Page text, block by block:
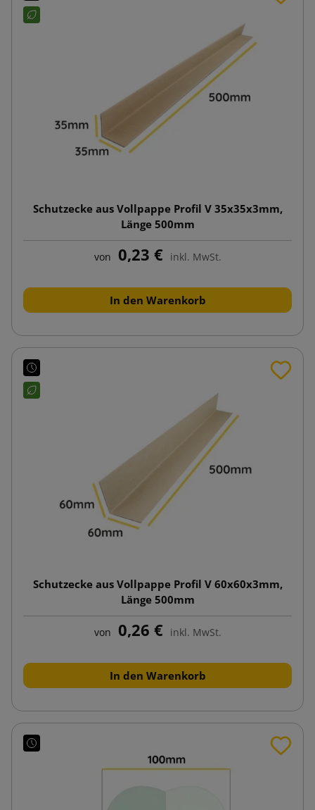
Schutzecke aus Vollpappe Profil V 35x35x3mm,
Länge 500mm
von 0,23 € inkl. MwSt.
In den Warenkorb
Schutzecke aus Vollpappe Profil V 60x60x3mm,
Länge 500mm
von 0,26 € inkl. MwSt.
In den Warenkorb